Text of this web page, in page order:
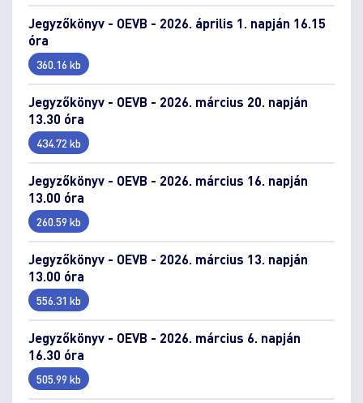
Jegyzőkönyv - OEVB - 2026. április 1. napján 16.15
óra
360.16 kb
Jegyzőkönyv - OEVB - 2026. március 20. napján
13.30 óra
434.72 kb
Jegyzőkönyv - OEVB - 2026. március 16. napján
13.00 óra
260.59 kb
Jegyzőkönyv - OEVB - 2026. március 13. napján
13.00 óra
556.31 kb
Jegyzőkönyv - OEVB - 2026. március 6. napján
16.30 óra
505.99 kb